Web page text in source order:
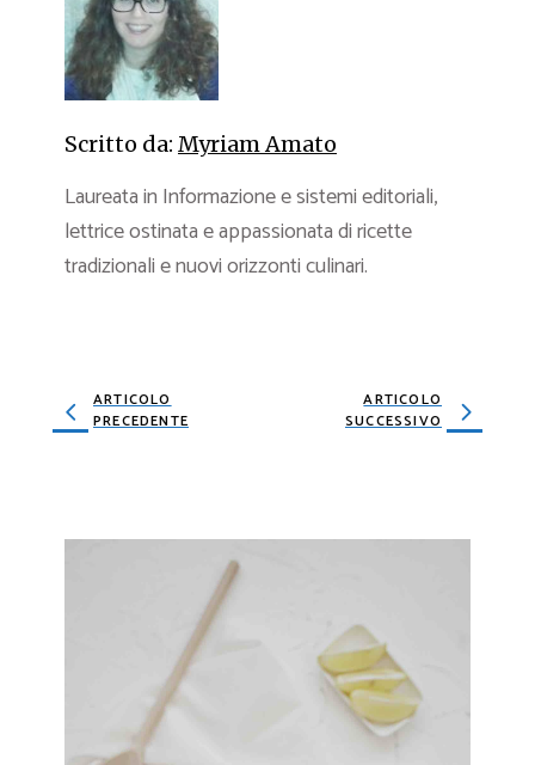
Scritto da: Myriam Amato
Laureata in Informazione e sistemi editoriali,
lettrice ostinata e appassionata di ricette
tradizionali e nuovi orizzonti culinari.
ARTICOLO
PRECEDENTE
ARTICOLO
SUCCESSIVO